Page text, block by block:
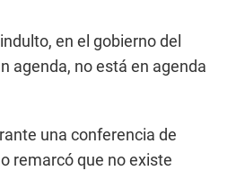
en el gobierno del
agenda, no está en agenda
una conferencia de
remarcó que no existe